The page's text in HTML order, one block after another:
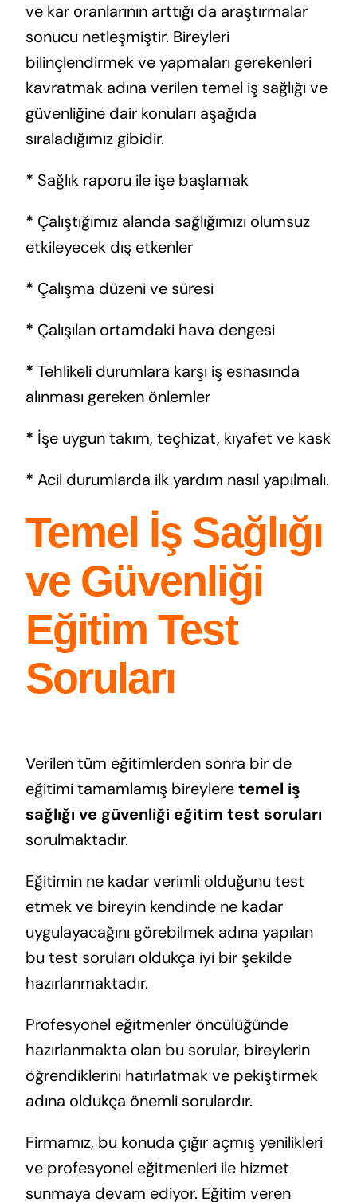
ve kar oranlarının arttığı da araştırmalar
sonucu netleşmiştir. Bireyleri
bilinçlendirmek ve yapmaları gerekenleri
kavratmak adına verilen temel iş sağlığı ve
güvenliğine dair konuları aşağıda
sıraladığımız gibidir.
* Sağlık raporu ile işe başlamak
* Çalıştığımız alanda sağlığımızı olumsuz
etkileyecek dış etkenler
* Çalışma düzeni ve süresi
* Çalışılan ortamdaki hava dengesi
* Tehlikeli durumlara karşı iş esnasında
alınması gereken önlemler
* İşe uygun takım, teçhizat, kıyafet ve kask
* Acil durumlarda ilk yardım nasıl yapılmalı.
Temel İş Sağlığı
ve Güvenliği
Eğitim Test
Soruları
Verilen tüm eğitimlerden sonra bir de
eğitimi tamamlamış bireyleretemel iş
sağlığı ve güvenliği eğitim test soruları
sorulmaktadır.
Eğitimin ne kadar verimli olduğunu test
etmek ve bireyin kendinde ne kadar
uygulayacağını görebilmek adına yapılan
bu test soruları oldukça iyi bir şekilde
hazırlanmaktadır.
Profesyonel eğitmenler öncülüğünde
hazırlanmakta olan bu sorular, bireylerin
öğrendiklerini hatırlatmak ve pekiştirmek
adına oldukça önemli sorulardır.
Firmamız, bu konuda çığır açmış yenilikleri
ve profesyonel eğitmenleri ile hizmet
sunmaya devam ediyor. Eğitim veren